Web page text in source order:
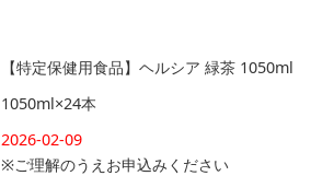
【特定保健用食品】ヘルシア 緑茶 1050ml
1050ml×24本
2026-02-09
※ご理解のうえお申込みください